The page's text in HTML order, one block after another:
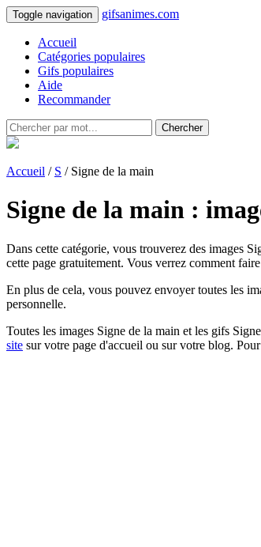
Toggle navigation gifsanimes.com
Accueil
Catégories populaires
Gifs populaires
Aide
Recommander
Chercher
Accueil / S / Signe de la main
Signe de la main :
Dans cette catégorie, vous trouverez des images
cette page gratuitement. Vous verrez comment
En plus de cela, vous pouvez envoyer toutes les
personnelle.
Toutes les images Signe de la main et les gifs
site sur votre page d'accueil ou sur votre blog.